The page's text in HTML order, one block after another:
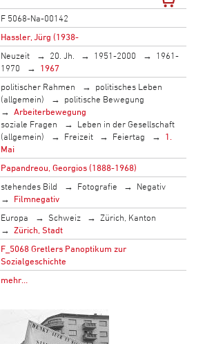
F 5068-Na-00142
Hassler, Jürg (1938-
Neuzeit 20. Jh. 1951-2000
1961-
1970
1967
politischer Rahmen
politisches Leben
(allgemein)
politische Bewegung
Arbeiterbewegung
soziale Fragen
Leben in der Gesellschaft
(allgemein)
Freizeit Feiertag
1.
Mai
Papandreou, Georgios (1888-1968)
stehendes Bild Fotografie
Negativ
Filmnegativ
Europa Schweiz
Zürich, Kanton
Zürich, Stadt
F_5068 Gretlers Panoptikum zur
Sozialgeschichte
mehr…